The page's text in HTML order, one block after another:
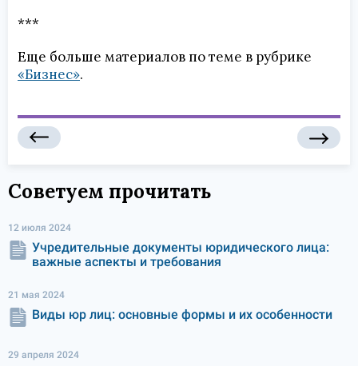
***
Еще больше материалов по теме в рубрике
«Бизнес».
Советуем прочитать
12 июля 2024
Учредительные документы юридического лица:
важные аспекты и требования
21 мая 2024
Виды юр лиц: основные формы и их особенности
29 апреля 2024